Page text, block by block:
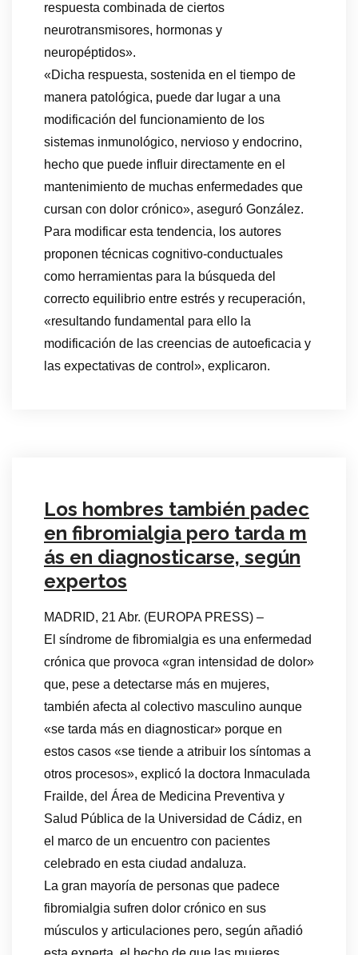
respuesta combinada de ciertos
neurotransmisores, hormonas y
neuropéptidos».
«Dicha respuesta, sostenida en el tiempo de
manera patológica, puede dar lugar a una
modificación del funcionamiento de los
sistemas inmunológico, nervioso y endocrino,
hecho que puede influir directamente en el
mantenimiento de muchas enfermedades que
cursan con dolor crónico», aseguró González.
Para modificar esta tendencia, los autores
proponen técnicas cognitivo-conductuales
como herramientas para la búsqueda del
correcto equilibrio entre estrés y recuperación,
«resultando fundamental para ello la
modificación de las creencias de autoeficacia y
las expectativas de control», explicaron.
Los hombres también padec
en fibromialgia pero tarda m
ás en diagnosticarse, según
expertos
MADRID, 21 Abr. (EUROPA PRESS) –
El síndrome de fibromialgia es una enfermedad
crónica que provoca «gran intensidad de dolor»
que, pese a detectarse más en mujeres,
también afecta al colectivo masculino aunque
«se tarda más en diagnosticar» porque en
estos casos «se tiende a atribuir los síntomas a
otros procesos», explicó la doctora Inmaculada
Frailde, del Área de Medicina Preventiva y
Salud Pública de la Universidad de Cádiz, en
el marco de un encuentro con pacientes
celebrado en esta ciudad andaluza.
La gran mayoría de personas que padece
fibromialgia sufren dolor crónico en sus
músculos y articulaciones pero, según añadió